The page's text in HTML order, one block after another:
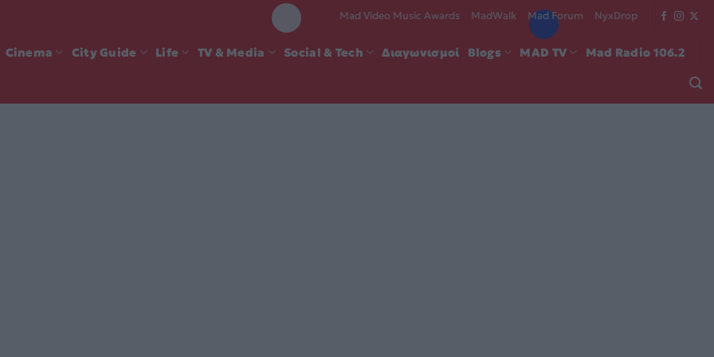
Mad Video Music Awards MadWalk Mad Forum NyxDrop
Cinema City Guide Life TV & Media Social & Tech Διαγωνισμοί Blogs MAD TV Mad Radio 106.2